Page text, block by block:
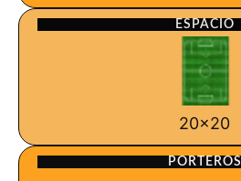
ESPACIO
20x20
PORTEROS